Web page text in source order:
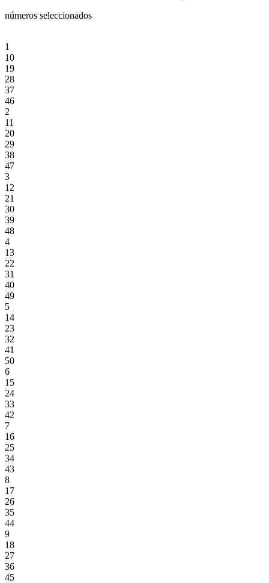
números seleccionados
1
10
19
28
37
46
2
11
20
29
38
47
3
12
21
30
39
48
4
13
22
31
40
49
5
14
23
32
41
50
6
15
24
33
42
7
16
25
34
43
8
17
26
35
44
9
18
27
36
45